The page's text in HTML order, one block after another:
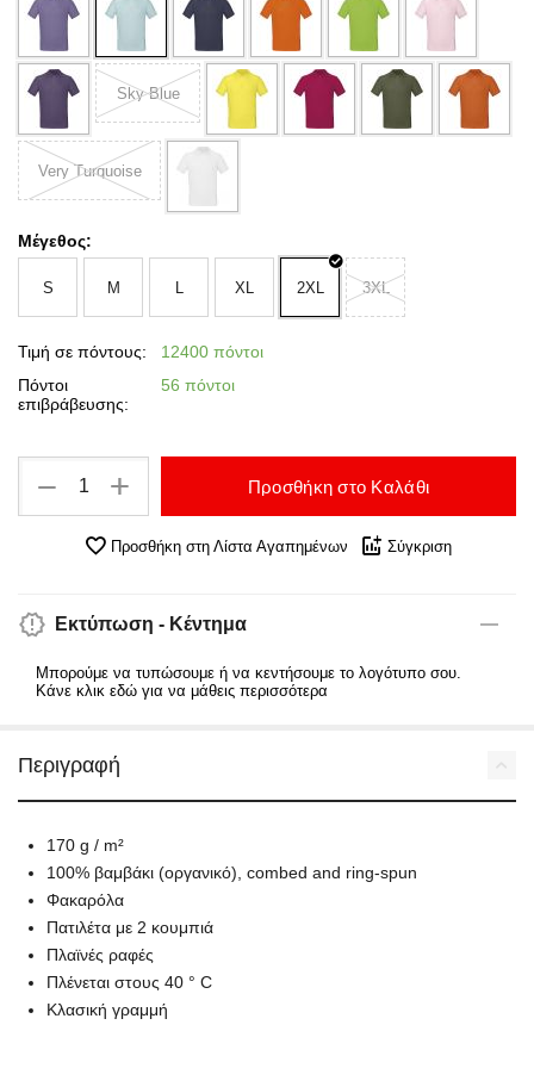
Sky Blue
Very Turquoise
Μέγεθος:
S M L XL 2XL 3XL
Τιμή σε πόντους:
12400 πόντοι
Πόντοι
επιβράβευσης:
56 πόντοι
+
− Προσθήκη στο Καλάθι
Προσθήκη στη Λίστα Αγαπημένων Σύγκριση
Εκτύπωση - Κέντημα
Μπορούμε να τυπώσουμε ή να κεντήσουμε το λογότυπο σου.
Κάνε κλικ εδώ για να μάθεις περισσότερα
Περιγραφή
170 g / m²
100% βαμβάκι (οργανικό), combed and ring-spun
Φακαρόλα
Πατιλέτα με 2 κουμπιά
Πλαϊνές ραφές
Πλένεται στους 40 ° C
Κλασική γραμμή